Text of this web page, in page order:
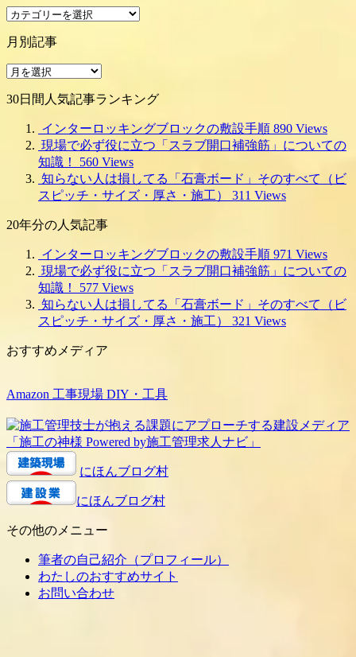
工
種
別
月別記事
月
記
30日間人気記事ランキング
インターロッキングブロックの敷設手順 890 Views
現場で必ず役に立つ「スラブ開口補強筋」についての
知識！
560 Views
知らない人は損してる「石膏ボード」そのすべて（ビ
スピッチ・サイズ・厚さ・施工）
311 Views
20年分の人気記事
インターロッキングブロックの敷設手順 971 Views
現場で必ず役に立つ「スラブ開口補強筋」についての
知識！
577 Views
知らない人は損してる「石膏ボード」そのすべて（ビ
スピッチ・サイズ・厚さ・施工）
321 Views
おすすめメディア
Amazon 工事現場 DIY・工具
にほんブログ村
にほんブログ村
その他のメニュー
筆者の自己紹介（プロフィール）
わたしのおすすめサイト
お問い合わせ